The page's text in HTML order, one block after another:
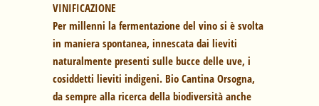
VINIFICAZIONE
Per millenni la fermentazione del vino si è svolta
in maniera spontanea, innescata dai lieviti
naturalmente presenti sulle bucce delle uve, i
cosiddetti lieviti indigeni. Bio Cantina Orsogna,
da sempre alla ricerca della biodiversità anche